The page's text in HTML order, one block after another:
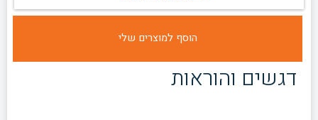
דגשים והוראות